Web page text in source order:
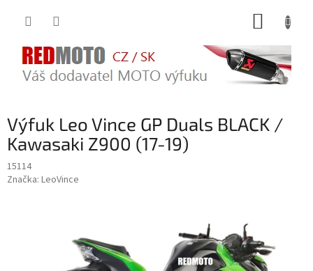
Výfuk Leo Vince GP Duals BLACK /
Kawasaki Z900 (17-19)
15114
Značka: LeoVince